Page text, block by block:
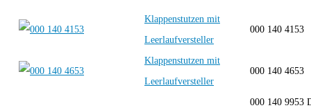
Klappenstutzen mit
Leerlaufversteller
000 140
Klappenstutzen mit
Leerlaufversteller
000 140 4653
000 140 9953